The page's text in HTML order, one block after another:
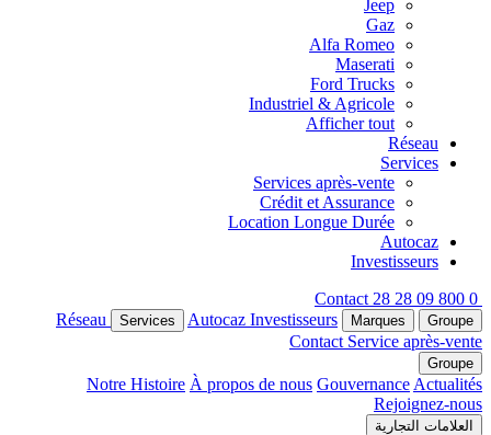
Jeep
Gaz
Alfa Romeo
Maserati
Ford Trucks
Industriel & Agricole
Afficher tout
Réseau
Services
Services après-vente
Crédit et Assurance
Location Longue Durée
Autocaz
Investisseurs
Contact
Groupe
Marques
Réseau Services Autocaz Investisseurs
Contact Service après-vente
Groupe
Notre Histoire À propos de nous Gouvernance Actualités
Rejoignez-nous
العلامات التجارية